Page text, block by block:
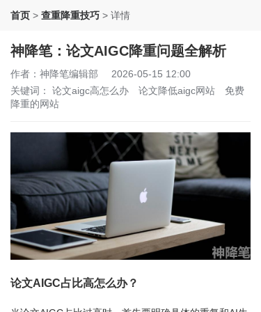
首页 > 查重降重技巧 > 详情
神降笔：论文AIGC降重问题全解析
作者：神降笔编辑部
2026-05-15 12:00
关键词： 论文aigc高怎么办 论文降低aigc网站
免费
降重的网站
论文AIGC占比高怎么办？